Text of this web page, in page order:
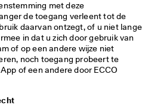
met deze
de toegang verleent tot de
daarvan ontzegt, of u niet
in dat u zich door gebruik van
of op een andere wijze niet
noch toegang probeert te
of een andere door ECCO